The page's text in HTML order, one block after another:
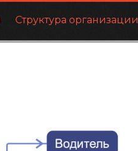
Структура организации